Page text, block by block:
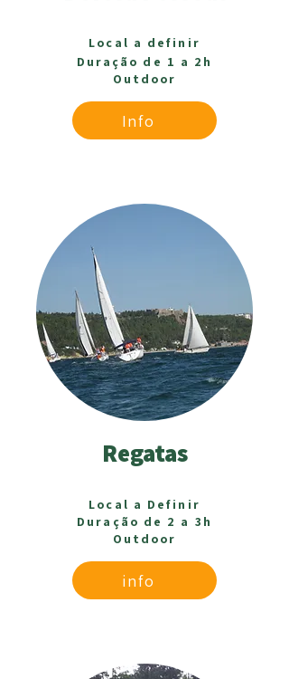
Local a definir
Duração de 1 a 2h
Outdoor
Info
Regatas
Local a Definir
Duração de 2 a 3h
Outdoor
info